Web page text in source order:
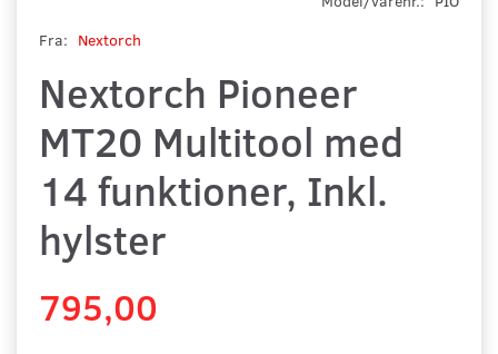
Fra: Nextorch
Nextorch Pioneer
MT20 Multitool med
14 funktioner, Inkl.
hylster
795,00